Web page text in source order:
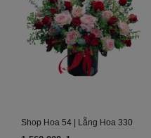
Shop Hoa 54 | Lẵng Hoa 330